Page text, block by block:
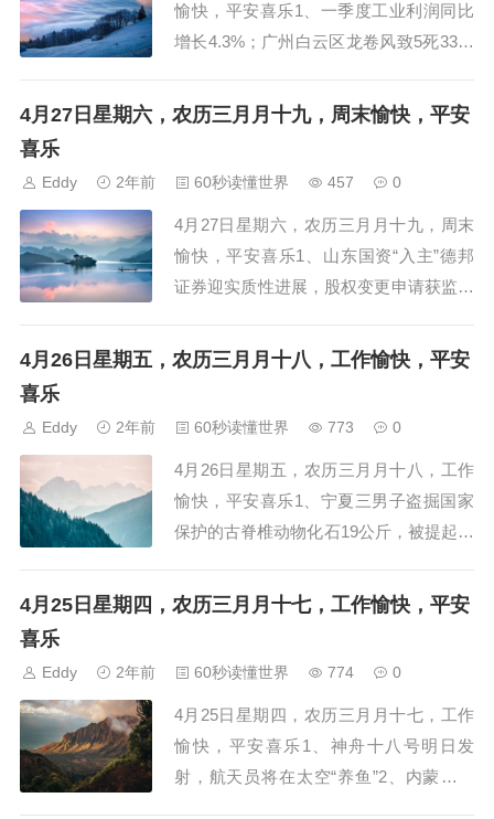
愉快，平安喜乐1、一季度工业利润同比
增长4.3%；广州白云区龙卷风致5死33伤
局长被点名“吃高档菜肴”3、长春警方通
4月27日星期六，农历三月月十九，周末愉快，平安
喜乐
Eddy 2年前 60秒读懂世界 457 0
4月27日星期六，农历三月月十九，周末
愉快，平安喜乐1、山东国资“入主”德邦
证券迎实质性进展，股权变更申请获监管
开工，串联6省市、总投资超5000亿3、
4月26日星期五，农历三月月十八，工作愉快，平安
喜乐
Eddy 2年前 60秒读懂世界 773 0
4月26日星期五，农历三月月十八，工作
愉快，平安喜乐1、宁夏三男子盗掘国家
保护的古脊椎动物化石19公斤，被提起公
台AssetMark，有望斩获17.93亿美元现
4月25日星期四，农历三月月十七，工作愉快，平安
喜乐
Eddy 2年前 60秒读懂世界 774 0
4月25日星期四，农历三月月十七，工作
愉快，平安喜乐1、神舟十八号明日发
射，航天员将在太空“养鱼”2、内蒙古开